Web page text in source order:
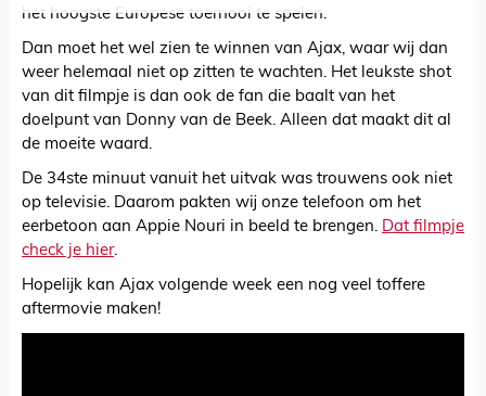
het hoogste Europese toernooi te spelen.
Dan moet het wel zien te winnen van Ajax, waar wij dan
weer helemaal niet op zitten te wachten. Het leukste shot
van dit filmpje is dan ook de fan die baalt van het
doelpunt van Donny van de Beek. Alleen dat maakt dit al
de moeite waard.
De 34ste minuut vanuit het uitvak was trouwens ook niet
op televisie. Daarom pakten wij onze telefoon om het
eerbetoon aan Appie Nouri in beeld te brengen. Dat filmpje
check je hier.
Hopelijk kan Ajax volgende week een nog veel toffere
aftermovie maken!